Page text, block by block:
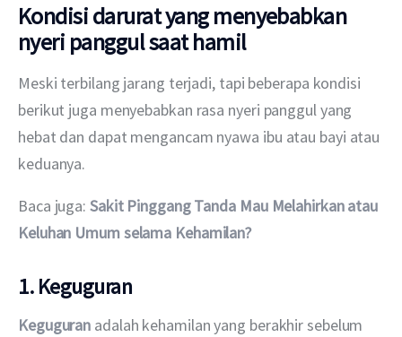
Kondisi darurat yang menyebabkan
nyeri panggul saat hamil
Meski terbilang jarang terjadi, tapi beberapa kondisi
berikut juga menyebabkan rasa nyeri panggul yang
hebat dan dapat mengancam nyawa ibu atau bayi atau
keduanya.
Baca juga: Sakit Pinggang Tanda Mau Melahirkan atau
Keluhan Umum selama Kehamilan?
1. Keguguran
Keguguran adalah kehamilan yang berakhir sebelum